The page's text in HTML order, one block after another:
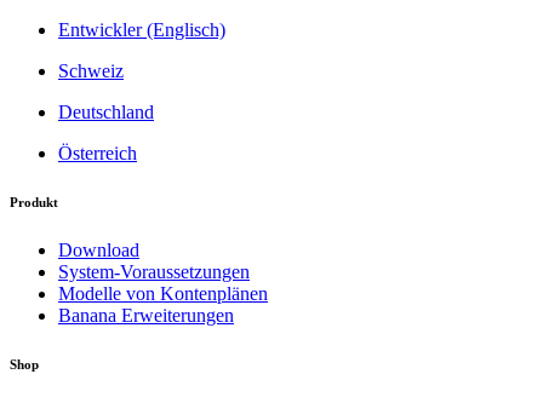
Entwickler (Englisch)
Schweiz
Deutschland
Österreich
Produkt
Download
System-Voraussetzungen
Modelle von Kontenplänen
Banana Erweiterungen
Shop